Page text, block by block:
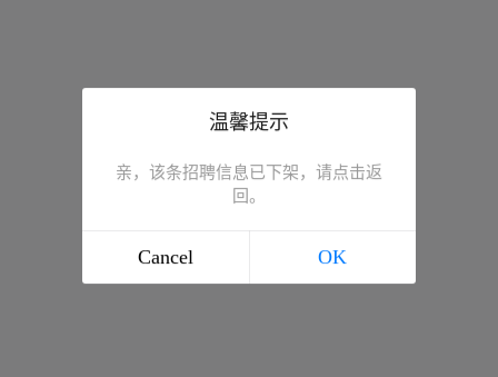
温馨提示
亲，该条招聘信息已下架，请点击返
回。
Cancel OK